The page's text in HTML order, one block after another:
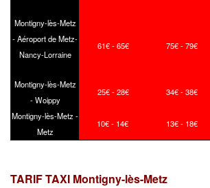
Montigny-lès-Metz
- Aéroport de Metz-
Nancy-Lorraine
61€ - 65€ 75€ - 79€
Montigny-lès-Metz
- Woippy
25€ - 28€ 34€ - 38€
Montigny-lès-Metz -
Metz
10€ - 14€ 13€ - 18€
TARIF TAXI Montigny-lès-Metz